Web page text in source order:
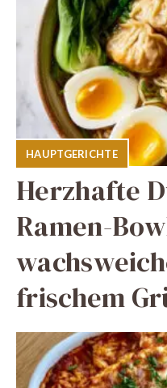
HAUPTGERICHTE
Herzhafte
Ramen-
frischem